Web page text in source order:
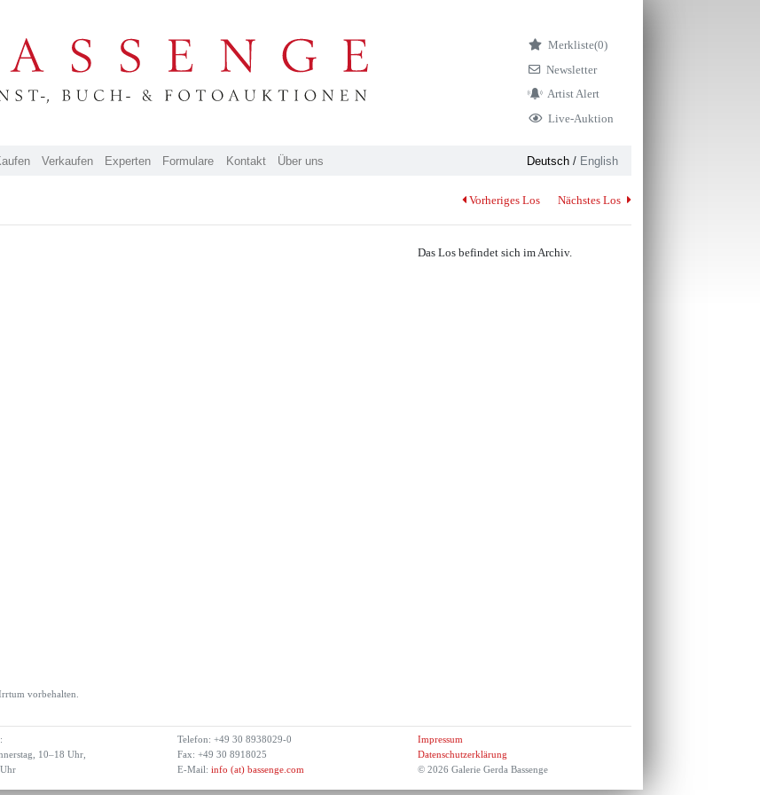
Merkliste(0)
Newsletter
Artist Alert
Live-Auktion
Verkaufen Experten Formulare Kontakt Über uns Deutsch/ English
Vorheriges Los Nächstes Los
Das Los befindet sich im Archiv.
vorbehalten.
10–18 Uhr,
Telefon: +49 30 8938029-0
Fax: +49 30 8918025
E-Mail: info (at) bassenge.com
Impressum
Datenschutzerklärung
© 2026 Galerie Gerda Bassenge